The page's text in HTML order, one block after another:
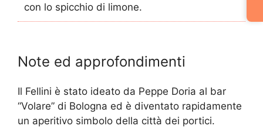
con lo spicchio di limone.
Note ed approfondimenti
Il Fellini è stato ideato da Peppe Doria al bar
“Volare” di Bologna ed è diventato rapidamente
un aperitivo simbolo della città dei portici.